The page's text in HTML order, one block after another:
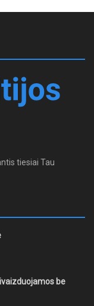
tiesiai Tau
be